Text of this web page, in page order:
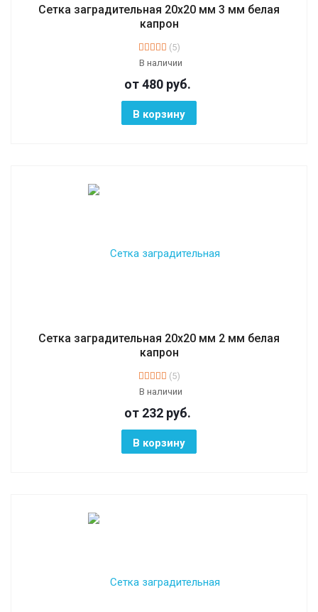
Сетка заградительная 20х20 мм 3 мм белая
капрон
(5)
В наличии
от 480 руб.
В корзину
Сетка заградительная 20х20 мм 2 мм белая
капрон
(5)
В наличии
от 232 руб.
В корзину